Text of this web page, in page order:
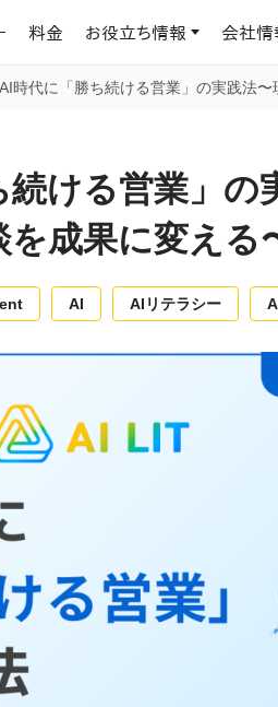
AIロープレ
学習の科学に基づくAIロープ
現場スキルを再現可能な組織
へ
Chatbot
果的な会話パターンの習得。
AI マネジメント Dojo
AI部下との対話シミュレーショ
マネジメント課題を特定。個
uShow
製品紹介や営業トレーニング
た、重要なビジネスプレゼン
タビュー記事でご紹介し
料金 お役立ち情報
めの資料を無料でご提
会社情
績と基本情報
制
AI時代に「勝ち続ける営業」の実践法
ける営業」の
を成果に変える
AI AIリテラシー